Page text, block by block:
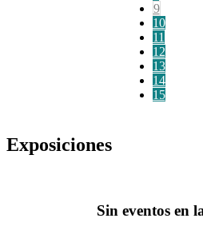
9
10
11
12
13
14
15
Exposiciones
Sin eventos en